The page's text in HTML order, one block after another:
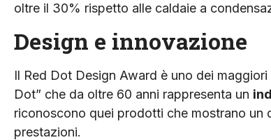
oltre il 30% rispetto alle caldaie a
Design e innovazione
Il Red Dot Design Award è uno dei
Dot” che da oltre 60 anni rappresenta un
riconoscono quei prodotti che mostrano
prestazioni.